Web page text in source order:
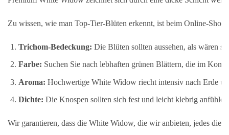
Zu wissen, wie man Top-Tier-Blüten erkennt, ist beim Online-
Trichom-Bedeckung: Die Blüten sollten aussehen, als wären
Farbe: Suchen Sie nach lebhaften grünen Blättern, die im
Aroma: Hochwertige White Widow riecht intensiv nach Erde
Dichte: Die Knospen sollten sich fest und leicht klebrig
Wir garantieren, dass die White Widow, die wir anbieten, jedes